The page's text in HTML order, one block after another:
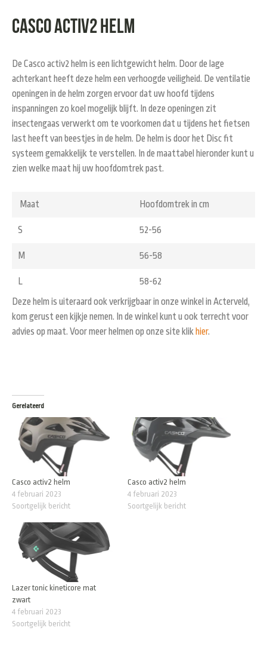
Casco activ2 helm
De Casco activ2 helm is een lichtgewicht helm. Door de lage
achterkant heeft deze helm een verhoogde veiligheid. De ventilatie
openingen in de helm zorgen ervoor dat uw hoofd tijdens
inspanningen zo koel mogelijk blijft. In deze openingen zit
insectengaas verwerkt om te voorkomen dat u tijdens het fietsen
last heeft van beestjes in de helm. De helm is door het Disc fit
systeem gemakkelijk te verstellen. In de maattabel hieronder kunt u
zien welke maat hij uw hoofdomtrek past.
Maat Hoofdomtrek in cm
S 52-56
M 56-58
L
58-62
Deze helm is uiteraard ook verkrijgbaar in onze winkel in Acterveld,
kom gerust een kijkje nemen. In de winkel kunt u ook terrecht voor
advies op maat. Voor meer helmen op onze site klik hier.
Gerelateerd
Casco activ2 helm
4 februari 2023
Soortgelijk bericht
Casco activ2 helm
4 februari 2023
Soortgelijk bericht
Lazer tonic kineticore mat
zwart
4 februari 2023
Soortgelijk bericht